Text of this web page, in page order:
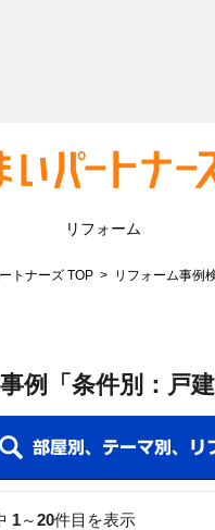
リフォーム
トナーズ TOP リフォーム事例
例「条件別：戸
1～20件目を表示